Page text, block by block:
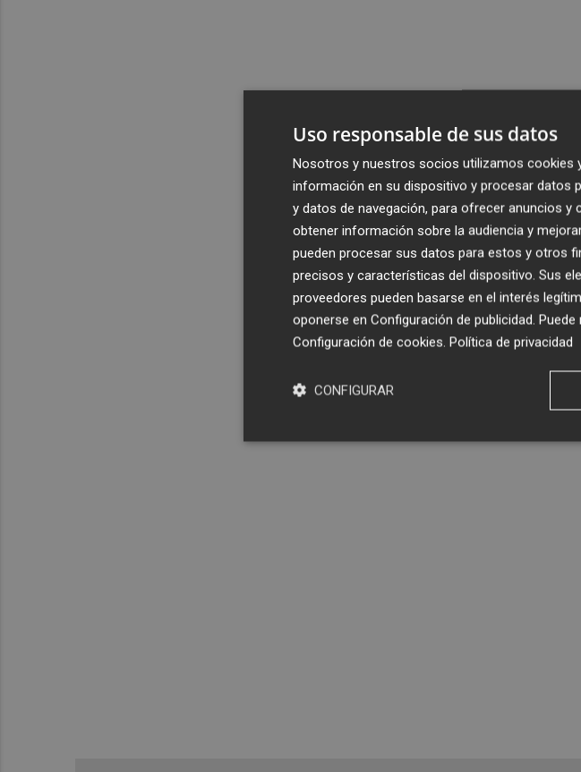
Uso responsable de sus datos
Nosotros y nuestros socios utilizamos cookies
información en su dispositivo y procesar datos
y datos de navegación, para ofrecer anuncios
obtener información sobre la audiencia y
pueden procesar sus datos para estos y otros
precisos y características del dispositivo. Sus
proveedores pueden basarse en el interés
oponerse en Configuración de publicidad.
Configuración de cookies. Política de privacidad
CONFIGURAR